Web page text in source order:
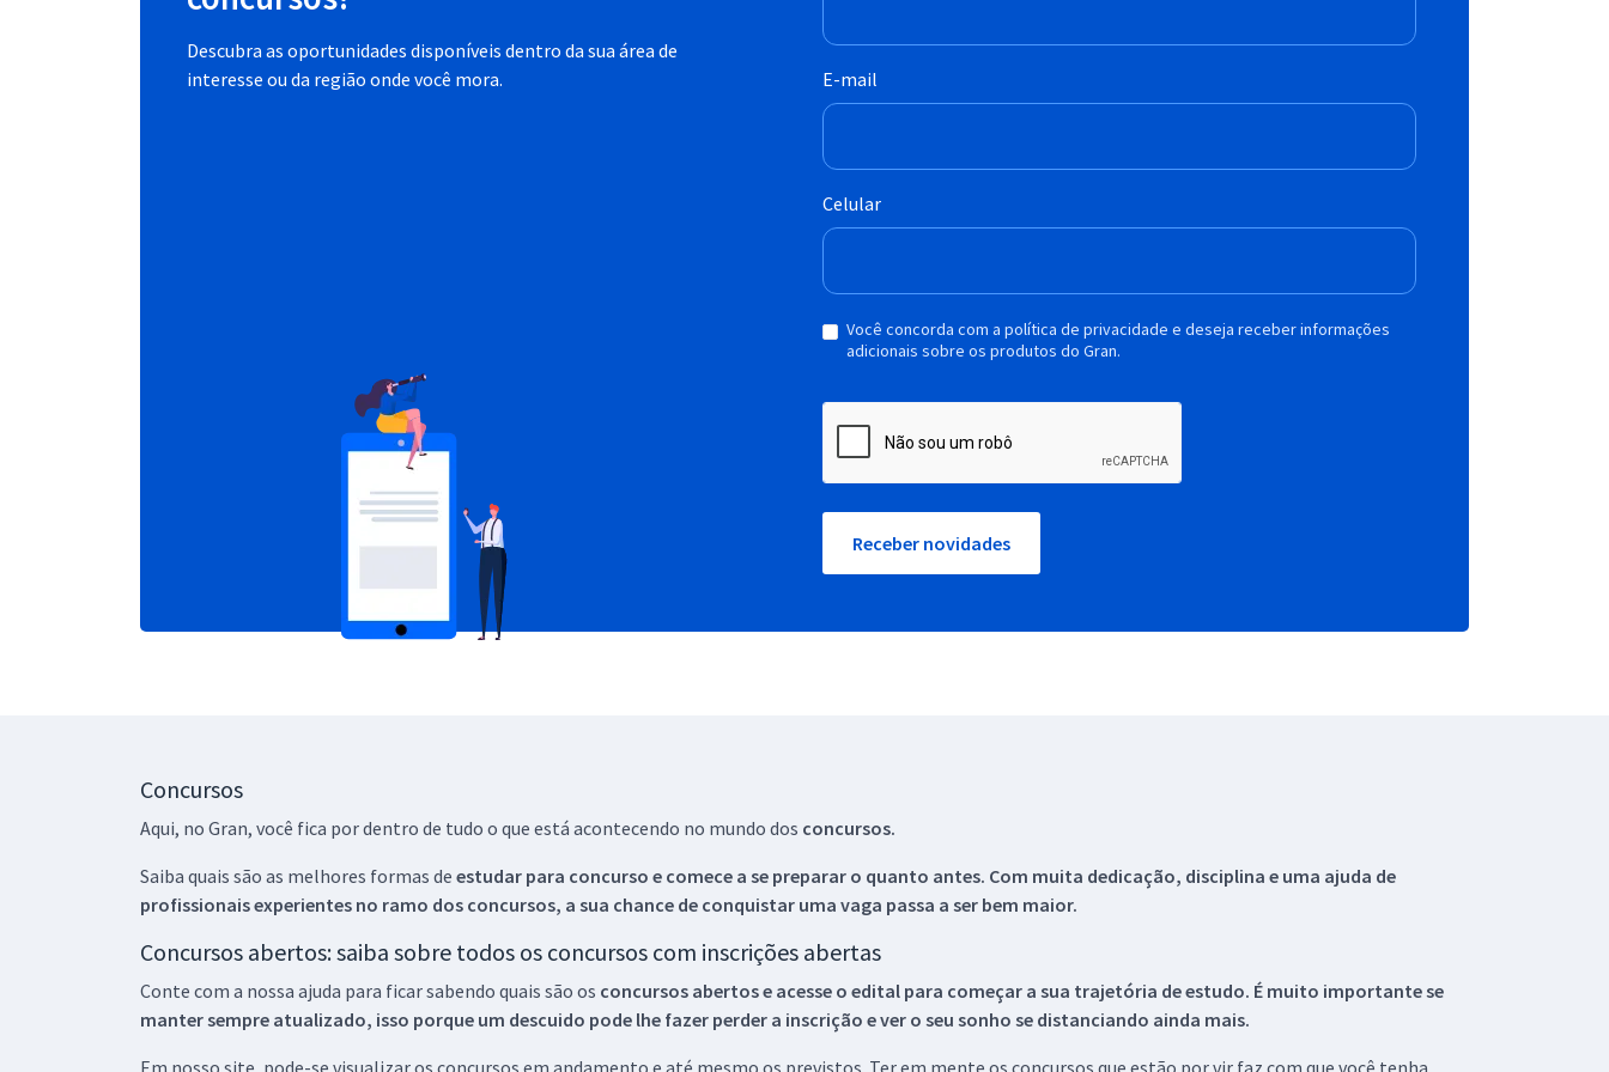
Descubra as oportunidades disponíveis dentro da sua área de
interesse ou da região onde você mora.
E-mail
Celular
Você concorda com a política de privacidade e deseja receber informações
adicionais sobre os produtos do Gran.
Receber novidades
Concursos
Aqui, no Gran, você fica por dentro de tudo o que está acontecendo no mundo dos concursos.
Saiba quais são as melhores formas de estudar para concurso e comece a se preparar o quanto antes. Com muita dedicação, disciplina e uma ajuda de
profissionais experientes no ramo dos concursos, a sua chance de conquistar uma vaga passa a ser bem maior.
Concursos abertos: saiba sobre todos os concursos com inscrições abertas
Conte com a nossa ajuda para ficar sabendo quais são os concursos abertos e acesse o edital para começar a sua trajetória de estudo. É muito importante se
manter sempre atualizado, isso porque um descuido pode lhe fazer perder a inscrição e ver o seu sonho se distanciando ainda mais.